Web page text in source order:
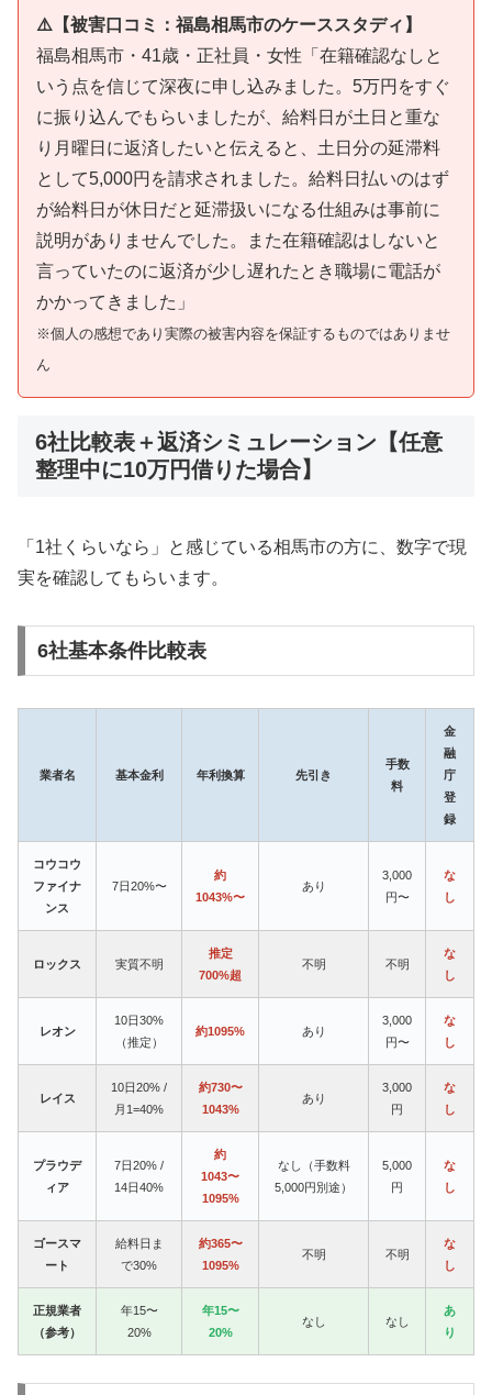
⚠️【被害口コミ：福島相馬市のケーススタディ】
福島相馬市・41歳・正社員・女性「在籍確認なしと
いう点を信じて深夜に申し込みました。5万円をすぐ
に振り込んでもらいましたが、給料日が土日と重な
り月曜日に返済したいと伝えると、土日分の延滞料
として5,000円を請求されました。給料日払いのはず
が給料日が休日だと延滞扱いになる仕組みは事前に
説明がありませんでした。また在籍確認はしないと
言っていたのに返済が少し遅れたとき職場に電話が
かかってきました」
※個人の感想であり実際の被害内容を保証するものではありませ
ん
6社比較表＋返済シミュレーション【任意
整理中に10万円借りた場合】
「1社くらいなら」と感じている相馬市の方に、数字で現
実を確認してもらいます。
6社基本条件比較表
業者名 基本金利 年利換算 先引き
手数
料
金
融
庁
登
録
コウコウ
ファイナ
ンス
7日20%〜
約
1043%〜
あり
3,000
円〜
な
し
ロックス 実質不明
推定
700%超
不明 不明
な
し
レオン
10日30%
（推定）
約1095% あり
3,000
円〜
な
し
レイス
10日20% /
月1=40%
約730〜
1043%
あり
3,000
円
な
し
プラウデ
ィア
7日20% /
14日40%
約
1043〜
1095%
なし（手数料
5,000円別途）
5,000
円
な
し
ゴースマ
ート
給料日ま
で30%
約365〜
1095%
不明 不明
な
し
正規業者
（参考）
年15〜
20%
年15〜
20%
なし なし
あ
り